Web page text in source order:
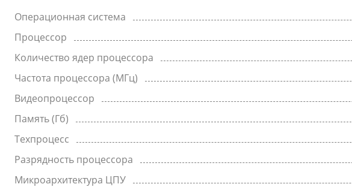
Операционная система
Процессор
Количество ядер процессора
Частота процессора (МГц)
Видеопроцессор
Память (Гб)
Техпроцесс
Разрядность процессора
Микроархитектура ЦПУ